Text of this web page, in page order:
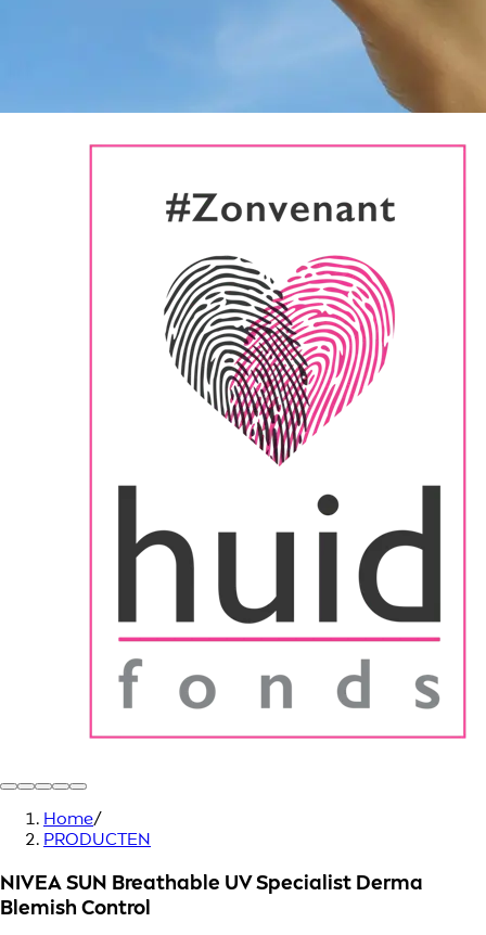
Home/
PRODUCTEN
NIVEA SUN Breathable UV Specialist Derma
Blemish Control